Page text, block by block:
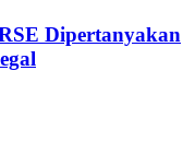
Dipertanyakan